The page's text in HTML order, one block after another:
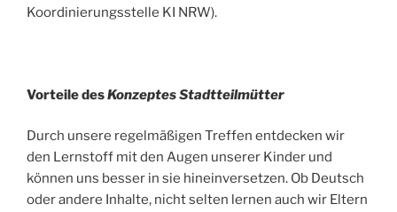
Koordinierungsstelle KI NRW).
Vorteile desKonzeptes Stadtteilmütter
Durch unsere regelmäßigen Treffen entdecken wir
den Lernstoff mit den Augen unserer Kinder und
können uns besser in sie hineinversetzen. Ob Deutsch
oder andere Inhalte, nicht selten lernen auch wir Eltern